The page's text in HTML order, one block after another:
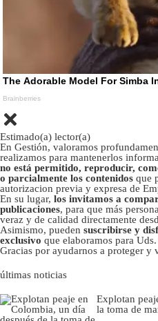
Estimado(a) lector(a)
En Gestión, valoramos
realizamos para mantenerlos
no está permitido, reproducir,
o parcialmente los contenidos que
autorizacion previa y expresa de
En su lugar, los invitamos a
publicaciones, para que más
veraz y de calidad directamente
Asimismo, pueden suscribirse y
exclusivo que elaboramos para Uds.
Gracias por ayudarnos a proteger y
últimas noticias
Explotan
la toma de